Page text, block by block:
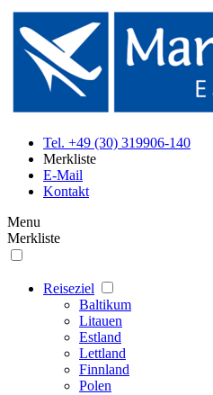
Tel. +49 (30) 319906-140
Merkliste
E-Mail
Kontakt
Menu
Merkliste
Reiseziel
Baltikum
Litauen
Estland
Lettland
Finnland
Polen